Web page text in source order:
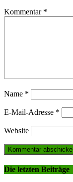
Kommentar *
Name *
E-Mail-Adresse *
Website
Die letzten Beiträge